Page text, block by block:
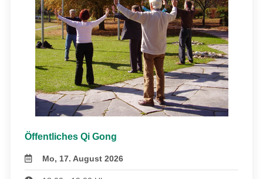
Öffentliches Qi Gong
Mo, 17. August 2026